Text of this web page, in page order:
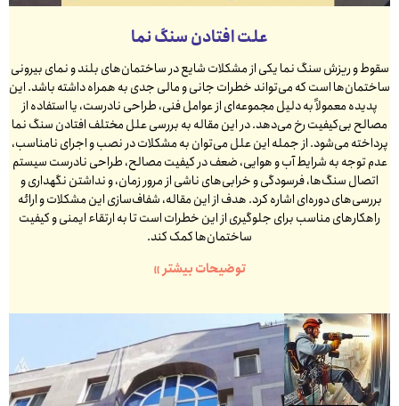
علت افتادن سنگ نما
سقوط و ریزش سنگ نما یکی از مشکلات شایع در ساختمان‌های بلند و نمای بیرونی
ساختمان‌ها است که می‌تواند خطرات جانی و مالی جدی به همراه داشته باشد. این
پدیده معمولاً به دلیل مجموعه‌ای از عوامل فنی، طراحی نادرست، یا استفاده از
مصالح بی‌کیفیت رخ می‌دهد. در این مقاله به بررسی علل مختلف افتادن سنگ نما
پرداخته می‌شود. از جمله این علل می‌توان به مشکلات در نصب و اجرای نامناسب،
عدم توجه به شرایط آب و هوایی، ضعف در کیفیت مصالح، طراحی نادرست سیستم
اتصال سنگ‌ها، فرسودگی و خرابی‌های ناشی از مرور زمان، و نداشتن نگهداری و
بررسی‌های دوره‌ای اشاره کرد. هدف از این مقاله، شفاف‌سازی این مشکلات و ارائه
راهکارهای مناسب برای جلوگیری از این خطرات است تا به ارتقاء ایمنی و کیفیت
ساختمان‌ها کمک کند.
توضیحات بیشتر »